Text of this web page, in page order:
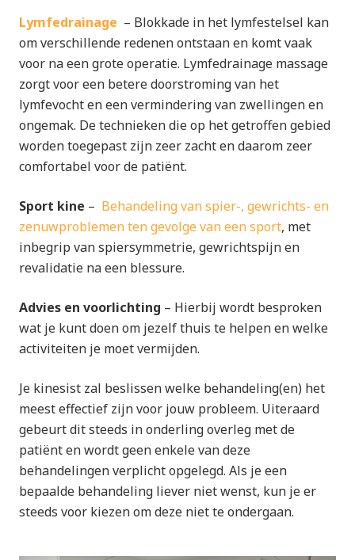
Lymfedrainage – Blokkade in het lymfestelsel kan
om verschillende redenen ontstaan en komt vaak
voor na een grote operatie. Lymfedrainage massage
zorgt voor een betere doorstroming van het
lymfevocht en een vermindering van zwellingen en
ongemak. De technieken die op het getroffen gebied
worden toegepast zijn zeer zacht en daarom zeer
comfortabel voor de patiënt.
Sport kine – Behandeling van spier-, gewrichts- en
zenuwproblemen ten gevolge van een sport, met
inbegrip van spiersymmetrie, gewrichtspijn en
revalidatie na een blessure.
Advies en voorlichting – Hierbij wordt besproken
wat je kunt doen om jezelf thuis te helpen en welke
activiteiten je moet vermijden.
Je kinesist zal beslissen welke behandeling(en) het
meest effectief zijn voor jouw probleem. Uiteraard
gebeurt dit steeds in onderling overleg met de
patiënt en wordt geen enkele van deze
behandelingen verplicht opgelegd. Als je een
bepaalde behandeling liever niet wenst, kun je er
steeds voor kiezen om deze niet te ondergaan.